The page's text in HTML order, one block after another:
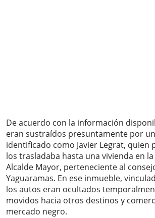
De acuerdo con la información
eran sustraídos presuntamente por
identificado como Javier Legrat,
los trasladaba hasta una vivienda en
Alcalde Mayor, perteneciente al
Yaguaramas. En ese inmueble,
los autos eran ocultados
movidos hacia otros destinos y
mercado negro.